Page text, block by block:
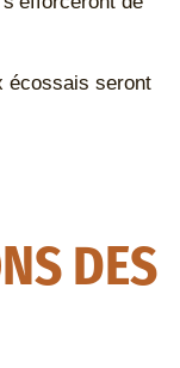
écossais seront
DES